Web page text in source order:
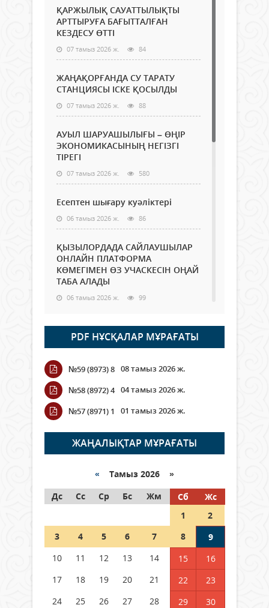
ҚАРЖЫЛЫҚ САУАТТЫЛЫҚТЫ
АРТТЫРУҒА БАҒЫТТАЛҒАН
КЕЗДЕСУ ӨТТІ
07 тамыз 2026 ж. 84
ЖАҢАҚОРҒАНДА СУ ТАРАТУ
СТАНЦИЯСЫ ІСКЕ ҚОСЫЛДЫ
07 тамыз 2026 ж. 88
АУЫЛ ШАРУАШЫЛЫҒЫ – ӨҢІР
ЭКОНОМИКАСЫНЫҢ НЕГІЗГІ
ТІРЕГІ
07 тамыз 2026 ж. 580
Есептен шығару куәліктері
06 тамыз 2026 ж. 86
ҚЫЗЫЛОРДАДА САЙЛАУШЫЛАР
ОНЛАЙН ПЛАТФОРМА
КӨМЕГІМЕН ӨЗ УЧАСКЕСІН ОҢАЙ
ТАБА АЛАДЫ
06 тамыз 2026 ж. 99
Open Air: Қызылорда облысы
полиция департаменті 20
мыңнан астам көрерменнің
қауіпсіздігін қамтамасыз етті
06 тамыз 2026 ж.
Wi-Fi ҚАБЫРҒА АРҚЫЛЫ ҚАЛАЙ
ӨТЕДІ?
06 тамыз 2026 ж. 276
граждане Казахстана,
05 тамыз 2026 ж. 158
Шетелде жүрген Қазақстан
азаматтары қалай дауыс бере
PDF НҰСҚАЛАР МҰРАҒАТЫ
№59 (8973) 8 08 тамыз 2026 ж.
№58 (8972) 4 04 тамыз 2026 ж.
№57 (8971) 1
01 тамыз 2026 ж.
ЖАҢАЛЫҚТАР МҰРАҒАТЫ
« Тамыз 2026 »
Дс
Сс Ср Бс Жм Сб
Жс
1
2
3
4 5 6 7 8
9
10
11 12 13 14 15
16
17
18 19 20 21 22
23
24
25 26 27 28 29
30